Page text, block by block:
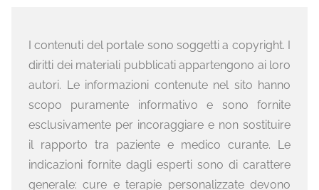
I contenuti del portale sono soggetti a copyright. I
diritti dei materiali pubblicati appartengono ai loro
autori. Le informazioni contenute nel sito hanno
scopo puramente informativo e sono fornite
esclusivamente per incoraggiare e non sostituire
il rapporto tra paziente e medico curante. Le
indicazioni fornite dagli esperti sono di carattere
generale: cure e terapie personalizzate devono